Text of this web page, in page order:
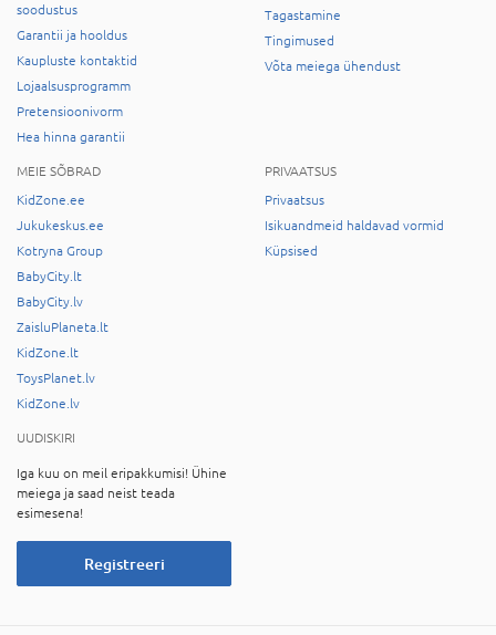
soodustus
Garantii ja hooldus
Kaupluste kontaktid
Lojaalsusprogramm
Pretensioonivorm
Hea hinna garantii
Tagastamine
Tingimused
Võta meiega ühendust
MEIE SÕBRAD
KidZone.ee
Jukukeskus.ee
Kotryna Group
BabyCity.lt
BabyCity.lv
ZaisluPlaneta.lt
KidZone.lt
ToysPlanet.lv
KidZone.lv
PRIVAATSUS
Privaatsus
Isikuandmeid haldavad vormid
Küpsised
UUDISKIRI
Iga kuu on meil eripakkumisi! Ühine
meiega ja saad neist teada
esimesena!
Registreeri